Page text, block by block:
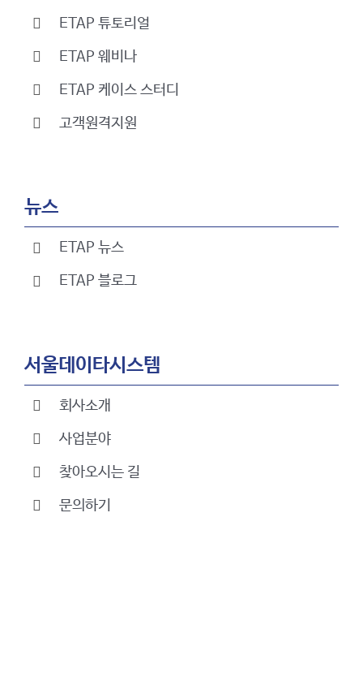
ETAP 튜토리얼
ETAP 웨비나
ETAP 케이스 스터디
고객원격지원
뉴스
ETAP 뉴스
ETAP 블로그
서울데이타시스템
회사소개
사업분야
찾아오시는 길
문의하기